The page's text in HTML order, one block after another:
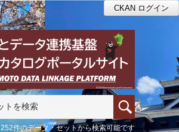
CKAN ログイン
252件のデータ・セットから検索可能です